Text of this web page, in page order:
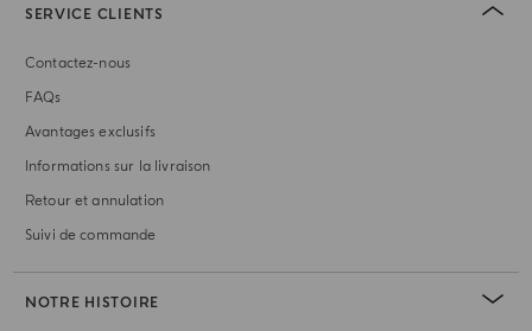
SERVICE CLIENTS
Contactez-nous
FAQs
Avantages exclusifs
Informations sur la livraison
Retour et annulation
Suivi de commande
NOTRE HISTOIRE